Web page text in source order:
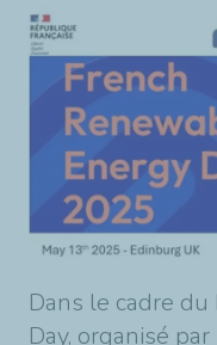
Dans le cadre
Day, organisé par